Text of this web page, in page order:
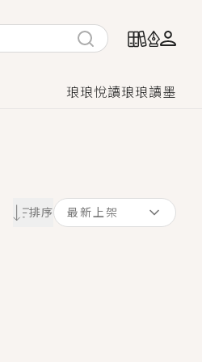
琅琅悅讀琅琅讀墨
還後悔了？
排序 最新上架